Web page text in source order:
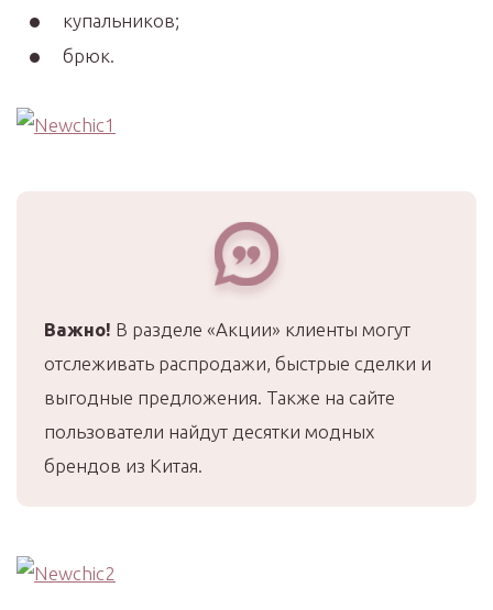
купальников;
брюк.
Важно! В разделе «Акции» клиенты могут
отслеживать распродажи, быстрые сделки и
выгодные предложения. Также на сайте
пользователи найдут десятки модных
брендов из Китая.